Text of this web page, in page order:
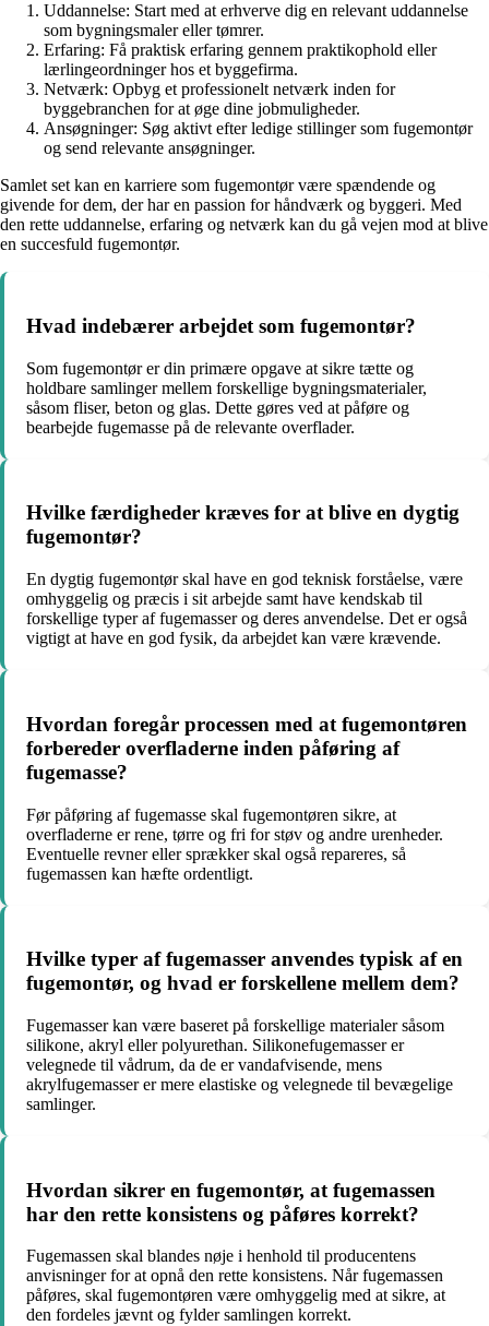
Uddannelse: Start med at erhverve dig en relevant uddannelse
som bygningsmaler eller tømrer.
Erfaring: Få praktisk erfaring gennem praktikophold eller
lærlingeordninger hos et byggefirma.
Netværk: Opbyg et professionelt netværk inden for
byggebranchen for at øge dine jobmuligheder.
Ansøgninger: Søg aktivt efter ledige stillinger som fugemontør
og send relevante ansøgninger.
Samlet set kan en karriere som fugemontør være spændende og
givende for dem, der har en passion for håndværk og byggeri. Med
den rette uddannelse, erfaring og netværk kan du gå vejen mod at blive
en succesfuld fugemontør.
Hvad indebærer arbejdet som fugemontør?
Som fugemontør er din primære opgave at sikre tætte og
holdbare samlinger mellem forskellige bygningsmaterialer,
såsom fliser, beton og glas. Dette gøres ved at påføre og
bearbejde fugemasse på de relevante overflader.
Hvilke færdigheder kræves for at blive en dygtig
fugemontør?
En dygtig fugemontør skal have en god teknisk forståelse, være
omhyggelig og præcis i sit arbejde samt have kendskab til
forskellige typer af fugemasser og deres anvendelse. Det er også
vigtigt at have en god fysik, da arbejdet kan være krævende.
Hvordan foregår processen med at fugemontøren
forbereder overfladerne inden påføring af
fugemasse?
Før påføring af fugemasse skal fugemontøren sikre, at
overfladerne er rene, tørre og fri for støv og andre urenheder.
Eventuelle revner eller sprækker skal også repareres, så
fugemassen kan hæfte ordentligt.
Hvilke typer af fugemasser anvendes typisk af en
fugemontør, og hvad er forskellene mellem dem?
Fugemasser kan være baseret på forskellige materialer såsom
silikone, akryl eller polyurethan. Silikonefugemasser er
velegnede til vådrum, da de er vandafvisende, mens
akrylfugemasser er mere elastiske og velegnede til bevægelige
samlinger.
Hvordan sikrer en fugemontør, at fugemassen
har den rette konsistens og påføres korrekt?
Fugemassen skal blandes nøje i henhold til producentens
anvisninger for at opnå den rette konsistens. Når fugemassen
påføres, skal fugemontøren være omhyggelig med at sikre, at
den fordeles jævnt og fylder samlingen korrekt.